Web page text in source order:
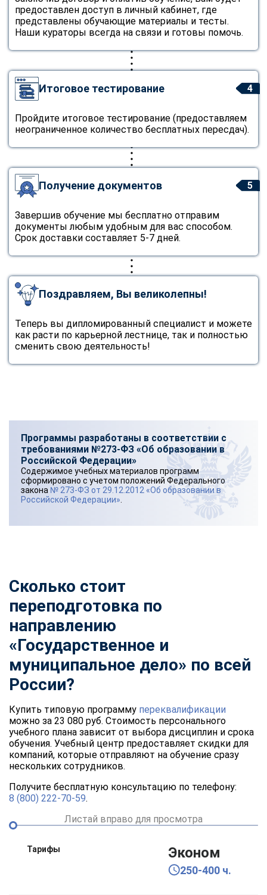
предоставлен доступ в личный кабинет, где
представлены обучающие материалы и тесты.
Наши кураторы всегда на связи и готовы помочь.
4
Итоговое тестирование
Пройдите итоговое тестирование (предоставляем
неограниченное количество бесплатных пересдач).
5
Получение документов
Завершив обучение мы бесплатно отправим
документы любым удобным для вас способом.
Срок доставки составляет 5-7 дней.
Поздравляем, Вы великолепны!
Теперь вы дипломированный специалист и можете
как расти по карьерной лестнице, так и полностью
сменить свою деятельность!
Программы разработаны в соответствии с
требованиями №273-ФЗ «Об образовании в
Российской Федерации»
Содержимое учебных материалов программ
сформировано с учетом положений Федерального
закона № 273-ФЗ от 29.12.2012 «Об образовании в
Российской Федерации»
Сколько стоит
переподготовка по
направлению
«Государственное и
муниципальное дело» по всей
России?
Купить типовую программу переквалификации
можно за 23 080 руб. Стоимость персонального
учебного плана зависит от выбора дисциплин и срока
обучения. Учебный центр предоставляет скидки для
компаний, которые отправляют на обучение сразу
нескольких сотрудников.
Получите бесплатную консультацию по телефону:
8 (800) 222-70-59.
Листай вправо для просмотра
Тарифы Эконом
250-400 ч.